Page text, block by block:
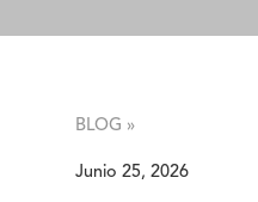
BLOG »
Junio 25, 2026